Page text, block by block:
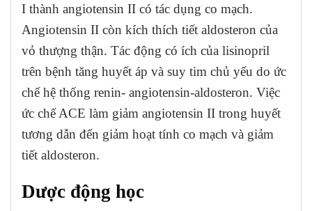
I thành angiotensin II có tác dụng co mạch.
Angiotensin II còn kích thích tiết aldosteron của
vỏ thượng thận. Tác động có ích của lisinopril
trên bệnh tăng huyết áp và suy tim chủ yếu do ức
chế hệ thống renin- angiotensin-aldosteron. Việc
ức chế ACE làm giảm angiotensin II trong huyết
tương dẫn đến giảm hoạt tính co mạch và giảm
tiết aldosteron.
Dược động học